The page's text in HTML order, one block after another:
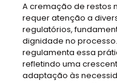
A cremação de restos
requer atenção a
regulatórios,
dignidade no
regulamenta essa
refletindo uma
adaptação às